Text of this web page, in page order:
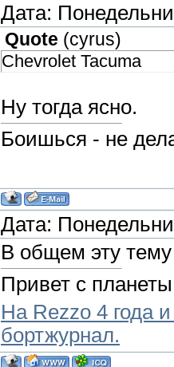
Дата:
Quote (cyrus)
Chevrolet Tacuma
Ну тогда ясно.
Боишься - не
Дата:
В общем эту
Привет с
На Rezzo 4 года
бортжурнал.